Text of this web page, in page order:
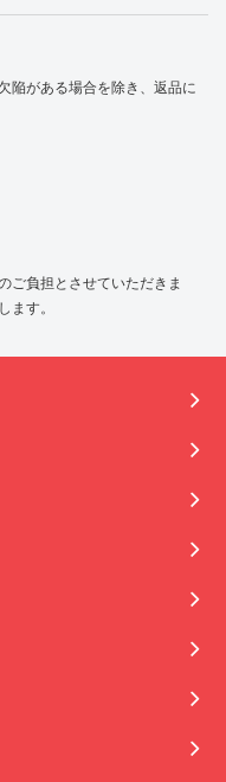
陥がある場合を除き、返品に
ご負担とさせていただきま
ます。